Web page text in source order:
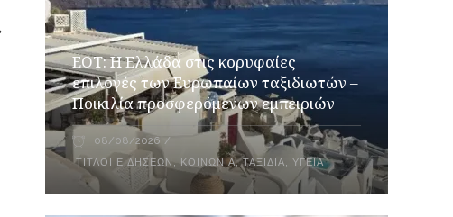
ΕΟΤ: Η Ελλάδα στις κορυφαίες
επιλογές των Ευρωπαίων ταξιδιωτών –
Ποικιλία προσφερόμενων εμπειριών
08/08/2026
ΤΊΤΛΟΙ ΕΙΔΉΣΕΩΝ , ΚΟΙΝΩΝΊΑ,ΤΑΞΊΔΙΑ,ΥΓΕΊΑ